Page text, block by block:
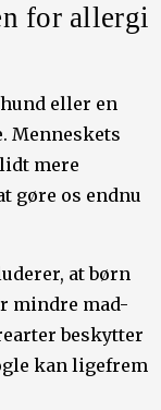
for allergi
eller en
Menneskets
mere
gøre os endnu
at børn
mindre mad-
beskytter
kan ligefrem